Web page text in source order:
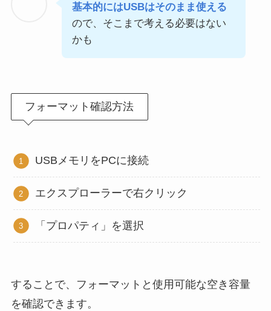
基本的にはUSBはそのまま使える
ので、そこまで考える必要はない
かも
フォーマット確認方法
USBメモリをPCに接続
エクスプローラーで右クリック
「プロパティ」を選択
することで、フォーマットと使用可能な空き容量
を確認できます。